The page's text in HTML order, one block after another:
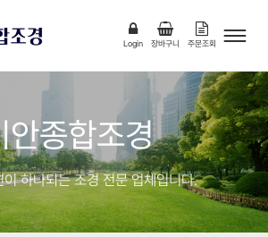
Login 장바구니 주문조회
안종합조경
이 하나되는 조경 전문 업체입니다.